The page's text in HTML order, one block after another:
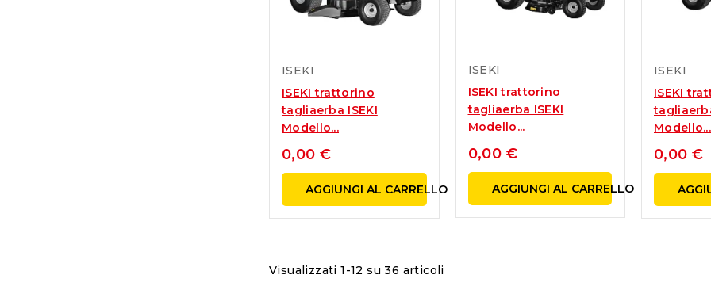
ISEKI
ISEKI trattorino
tagliaerba ISEKI
Modello...
0,00 €
AGGIUNGI AL CARRELLO
ISEKI
ISEKI trattorino
tagliaerba ISEKI
Modello...
0,00 €
AGGIUNGI AL CARRELLO
ISEKI
ISEKI
Modello...
0,00 €
Visualizzati 1-12 su 36 articoli